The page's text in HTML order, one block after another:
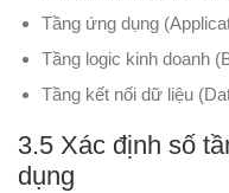
Tầng ứng dụng
Tầng logic kinh doanh
Tầng kết nối dữ liệu
3.5 Xác định số
dụng